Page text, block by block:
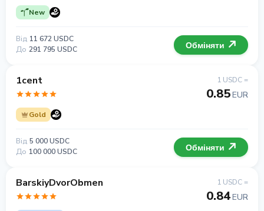
New
Від 11 672 USDC
До 291 795 USDC Обміняти
1cent
Gold
1 USDC =
0.85EUR
Від 5 000 USDC
До 100 000 USDC Обміняти
BarskiyDvorObmen 1 USDC =
0.84EUR